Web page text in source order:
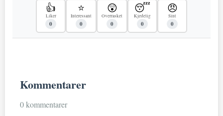
👍
Liker
0
⭐
Interessant
0
😲
Overrasket
0
😴
Kjedelig
0
😠
Sint
0
Kommentarer
0 kommentarer